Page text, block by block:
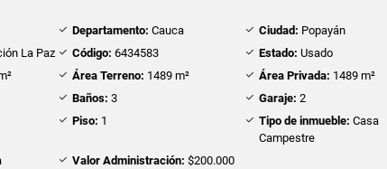
Departamento: Cauca Ciudad: Popayán
La Paz Código: 6434583 Estado: Usado
Área Terreno: 1489 m² Área Privada: 1489 m²
Baños: 3 Garaje: 2
Piso: 1 Tipo de inmueble: Casa
Campestre
Valor Administración: $200.000